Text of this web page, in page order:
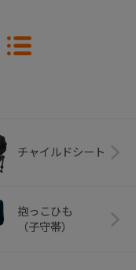
チャイルドシート
抱っこひも
（子守帯）